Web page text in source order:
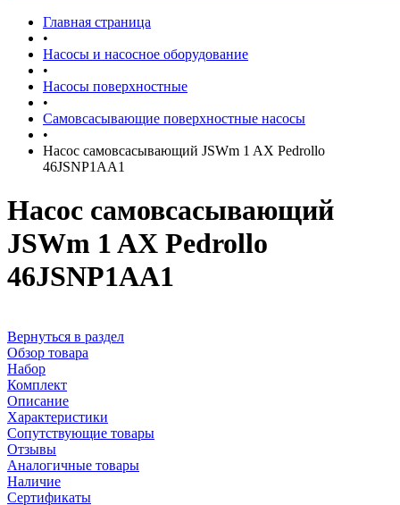
Главная страница
•
Насосы и насосное оборудование
•
Насосы поверхностные
•
Самовсасывающие поверхностные насосы
•
Насос самовсасывающий JSWm 1 AX Pedrollo
46JSNP1AA1
Насос самовсасывающий
JSWm 1 AX Pedrollo
46JSNP1AA1
Вернуться в раздел
Обзор товара
Набор
Комплект
Описание
Характеристики
Сопутствующие товары
Отзывы
Аналогичные товары
Наличие
Сертификаты